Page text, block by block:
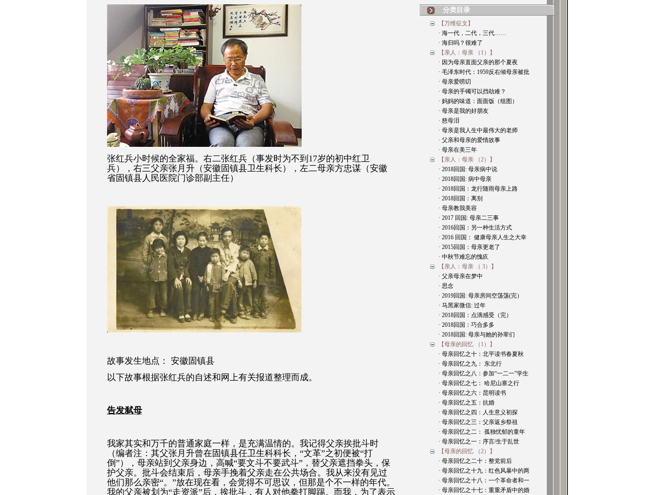
张红兵小时候的全家福。右二张红兵（事发时为不到17岁的初中红卫
兵），右三父亲张月升（安徽固镇县卫生科长），左二母亲方忠谋（安徽
省固镇县人民医院门诊部副主任）
故事发生地点： 安徽固镇县
以下故事根据张红兵的自述和网上有关报道整理而成。
告发弑母
我家其实和万千的普通家庭一样，是充满温情的。我记得父亲挨批斗时
（编者注：其父张月升曾在固镇县任卫生科科长，“文革”之初便被“打
倒 ” ），母亲站到父亲身边，高喊“要文斗不要武斗” ，替父亲遮挡拳头，保
护父亲。批斗会结束后，母亲手挽着父亲走在公共场合。我从来没有见过
他们那么亲密“。 ”放在现在看，会觉得不可思议，但那是个不一样的年代。
我的父亲被划为“走资派”后，挨批斗，有人对他拳打脚踢。而我，为了表示
分类目录
【万维征文】
· 海一代，二代，三代……
· 海归吗？很难了
【亲人：母亲 （1）】
· 因为母亲直面父亲的那个夏夜
· 毛泽东时代：1959反右倾母亲被批
· 母亲爱唠叨
· 母亲的手镯可以挡劫难？
· 妈妈的味道：面面饭（组图）
· 母亲是我的好朋友
· 慈母泪
· 母亲是我人生中最伟大的老师
· 父亲和母亲的爱情故事
· 母亲在美三年
【亲人：母亲 （2）】
· 2018回国: 母亲病中说
· 2018回国: 病中母亲
· 2018回国：龙行随雨母亲上路
· 2018回国：离别
· 母亲教我美容
· 2017 回国: 母亲二三事
· 2016回国：另一种生活方式
· 2016 回国： 健康母亲人生之大幸
· 2015回国：母亲更老了
· 中秋节难忘的愧疚
【亲人：母亲 （ 3）】
· 父亲母亲在梦中
· 思念
· 2019回国: 母亲房间空荡荡(完）
· 马黑家微信: 过年
· 2018回国：点滴感受（完）
· 2018回国：巧合多多
· 2018回国: 母亲与她的孙辈们
【母亲的回忆 （1）】
· 母亲回忆之十：北平读书春夏秋
· 母亲回忆之九： 东北行
· 母亲回忆之八：参加“一二一”学生
· 母亲回忆之七： 哈尼山寨之行
· 母亲回忆之六：昆明读书
· 母亲回忆之五：抗婚
· 母亲回忆之四：人生意义初探
· 母亲回忆之三：父亲返乡祭祖
· 母亲回忆之二： 孤独忧郁的童年
· 母亲回忆之一：序言/生于乱世
【母亲的回忆 （2）】
· 母亲回忆之二十：整党前后
· 母亲回忆之十九：红色风暴中的两
· 母亲回忆之十八：一个革命者和一
· 母亲回忆之十七：重重矛盾中的婚